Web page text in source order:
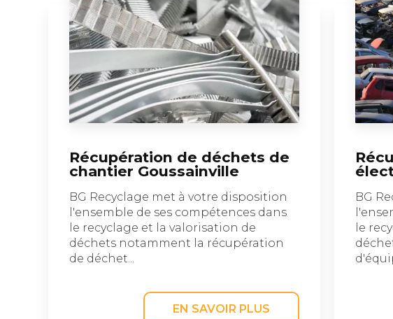
Récupération de déchets de
chantier Goussainville
BG Recyclage met à votre disposition
l'ensemble de ses compétences dans
le recyclage et la valorisation de
déchets notamment la récupération
de déchet...
EN SAVOIR PLUS
BG
le